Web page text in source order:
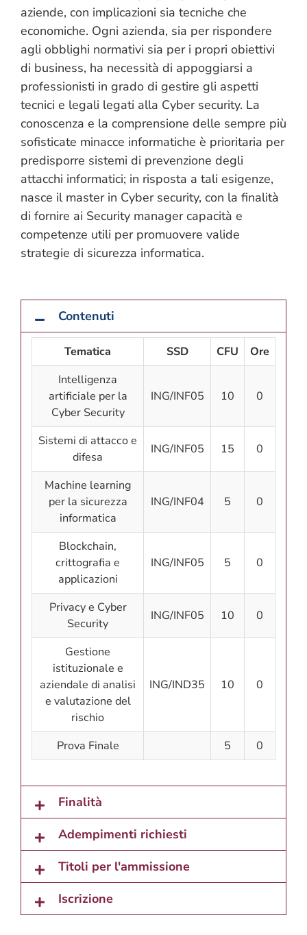
aziende, con implicazioni sia tecniche che
economiche. Ogni azienda, sia per rispondere
agli obblighi normativi sia per i propri obiettivi
di business, ha necessità di appoggiarsi a
professionisti in grado di gestire gli aspetti
tecnici e legali legati alla Cyber security. La
conoscenza e la comprensione delle sempre più
sofisticate minacce informatiche è prioritaria per
predisporre sistemi di prevenzione degli
attacchi informatici; in risposta a tali esigenze,
nasce il master in Cyber security, con la finalità
di fornire ai Security manager capacità e
competenze utili per promuovere valide
strategie di sicurezza informatica.
Contenuti
Tematica SSD CFU
Ore
Intelligenza
artificiale per la
Cyber Security
ING/INF05 10 0
Sistemi di attacco e
difesa
ING/INF05 15 0
Machine learning
per la sicurezza
informatica
ING/INF04 5 0
Blockchain,
crittografia e
applicazioni
ING/INF05 5 0
Privacy e Cyber
Security
ING/INF05 10 0
Gestione
istituzionale e
aziendale di analisi
e valutazione del
rischio
ING/IND35 10 0
Prova Finale 5 0
Finalità
Adempimenti richiesti
Titoli per l'ammissione
Iscrizione